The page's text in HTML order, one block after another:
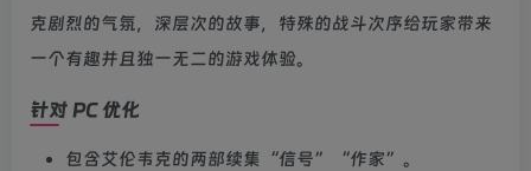
克剧烈的气氛，深层次的故事，特殊的战斗次序给玩家带来
一个有趣并且独一无二的游戏体验。
针对 PC 优化
包含艾伦韦克的两部续集“信号”“作家”。